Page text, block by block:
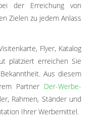
der Erreichung von
Zielen zu jedem Anlass
Flyer, Katalog
platziert erreichen Sie
Aus diesem
Partner Der-Werbe-
Rahmen, Ständer und
Ihrer Werbemittel.